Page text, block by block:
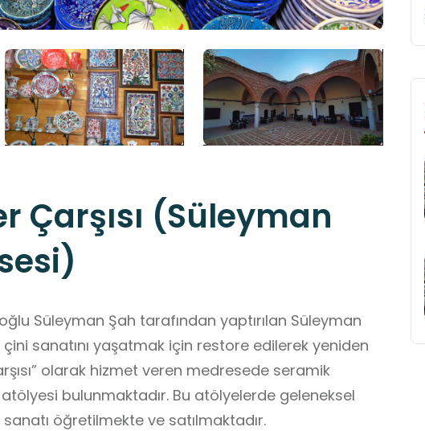
Çarşısı (Süleyman
oğlu Süleyman Şah tarafından yaptırılan Süleyman
sanatını yaşatmak için restore edilerek yeniden
olarak hizmet veren medresede seramik
bulunmaktadır. Bu atölyelerde geleneksel
öğretilmekte ve satılmaktadır.